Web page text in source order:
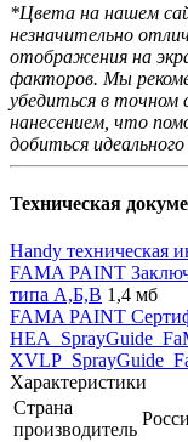
*Цвета на нашем
незначительно
отображения на
факторов. Мы
убедиться в точном
нанесением, что
добиться
Техническая
Handy техническая
FAMA PAINT
типа А,Б,В 1,4 мб
FAMA PAINT
Характеристики
Страна
производитель